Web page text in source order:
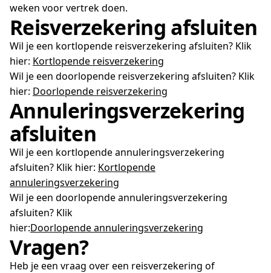
weken voor vertrek doen.
Reisverzekering afsluiten
Wil je een kortlopende reisverzekering afsluiten? Klik
hier: Kortlopende reisverzekering
Wil je een doorlopende reisverzekering afsluiten? Klik
hier: Doorlopende reisverzekering
Annuleringsverzekering
afsluiten
Wil je een kortlopende annuleringsverzekering
afsluiten? Klik hier: Kortlopende
annuleringsverzekering
Wil je een doorlopende annuleringsverzekering
afsluiten? Klik
hier:Doorlopende annuleringsverzekering
Vragen?
Heb je een vraag over een reisverzekering of